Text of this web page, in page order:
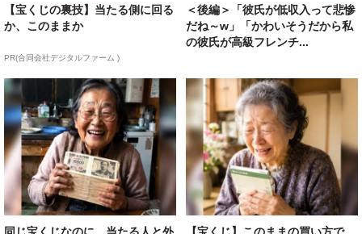
【宝くじの裏技】当たる側に回る
か、このままか
PR(合同会社デジタルファーム )
＜後編＞「彼氏が低収入って悲惨
だね～w」「かわいそうだから私
の彼氏が高級フレンチ...